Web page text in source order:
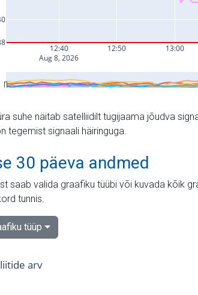
suhe näitab satelliidilt tugijaama jõudva
tegemist signaali häiringuga.
30 päeva andmed
saab valida graafiku tüübi või kuvada kõik
tunnis.
tüüp
arv